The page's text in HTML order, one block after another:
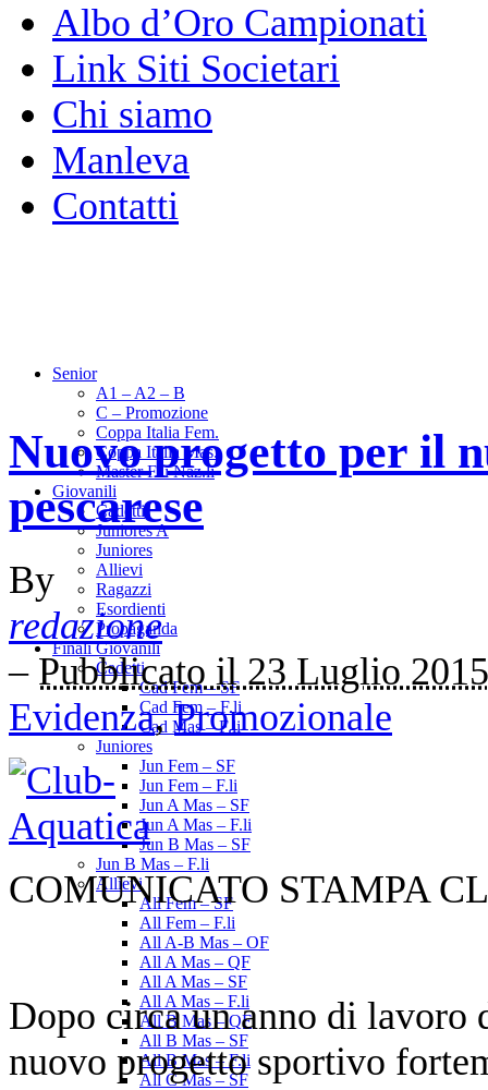
Albo d’Oro Campionati
Link Siti Societari
Chi siamo
Manleva
Contatti
Senior
A1 – A2 – B
C – Promozione
Coppa Italia Fem.
Coppa Italia Mas.
Master F.li Naz.li
Giovanili
Cadetti
Juniores A
Juniores
Allievi
Ragazzi
Esordienti
Propaganda
Finali Giovanili
Cadetti
Cad Fem – SF
Cad Fem – F.li
Cad Mas – F.li
Juniores
Jun Fem – SF
Jun Fem – F.li
Jun A Mas – SF
Jun A Mas – F.li
Jun B Mas – SF
Jun B Mas – F.li
Allievi
All Fem – SF
All Fem – F.li
All A-B Mas – OF
All A Mas – QF
All A Mas – SF
All A Mas – F.li
All B Mas – QF
All B Mas – SF
All B Mas – F.li
All C Mas – SF
Nuovo progetto per il
pescarese
By
redazione
– Pubblicato il 23 Luglio 2015
Evidenza,Promozionale
COMUNICATO STAMPA
Dopo circa un anno di lavoro
nuovo progetto sportivo